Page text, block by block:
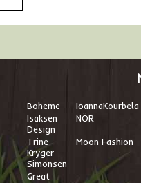
Boheme IoannaKourbela
Isaksen
Design
NÖR
Trine
Kryger
Simonsen
Moon Fashion
Great